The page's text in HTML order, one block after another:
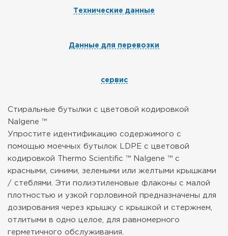
Технические данные
Данные для перевозки
сервис
Стиральные бутылки с цветовой кодировкой
Nalgene ™
Упростите идентификацию содержимого с
помощью моечных бутылок LDPE с цветовой
кодировкой Thermo Scientific ™ Nalgene ™ с
красными, синими, зелеными или желтыми крышками
/ стеблями. Эти полиэтиленовые флаконы с малой
плотностью и узкой горловиной предназначены для
дозирования через крышку с крышкой и стержнем,
отлитыми в одно целое, для равномерного
герметичного обслуживания.